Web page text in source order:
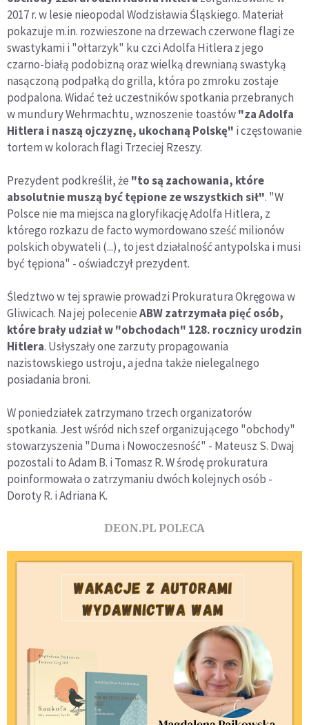
2017 r. w lesie nieopodal Wodzisławia Śląskiego. Materiał
pokazuje m.in. rozwieszone na drzewach czerwone flagi ze
swastykami i "ołtarzyk" ku czci Adolfa Hitlera z jego
czarno-białą podobizną oraz wielką drewnianą swastyką
nasączoną podpałką do grilla, która po zmroku zostaje
podpalona. Widać też uczestników spotkania przebranych
w mundury Wehrmachtu, wznoszenie toastów"za Adolfa
Hitlera i naszą ojczyznę, ukochaną Polskę" i częstowanie
tortem w kolorach flagi Trzeciej Rzeszy.
Prezydent podkreślił, że "to są zachowania, które
absolutnie muszą być tępione ze wszystkich sił". "W
Polsce nie ma miejsca na gloryfikację Adolfa Hitlera, z
którego rozkazu de facto wymordowano sześć milionów
polskich obywateli (...), to jest działalność antypolska i musi
być tępiona" - oświadczył prezydent.
Śledztwo w tej sprawie prowadzi Prokuratura Okręgowa w
Gliwicach. Na jej polecenieABW zatrzymała pięć osób,
które brały udział w "obchodach" 128. rocznicy urodzin
Hitlera. Usłyszały one zarzuty propagowania
nazistowskiego ustroju, a jedna także nielegalnego
posiadania broni.
W poniedziałek zatrzymano trzech organizatorów
spotkania. Jest wśród nich szef organizującego "obchody"
stowarzyszenia "Duma i Nowoczesność" - Mateusz S. Dwaj
pozostali to Adam B. i Tomasz R. W środę prokuratura
poinformowała o zatrzymaniu dwóch kolejnych osób -
Doroty R. i Adriana K.
DEON.PL POLECA